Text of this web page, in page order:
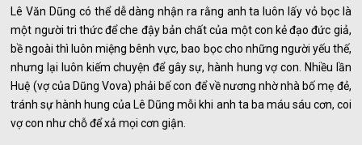
Lê Văn Dũng có thể dễ dàng nhận ra rằng anh ta luôn lấy vỏ bọc là
một người tri thức để che đậy bản chất của một con kẻ đạo đức giả,
bề ngoài thì luôn miệng bênh vực, bao bọc cho những người yếu thế,
nhưng lại luôn kiếm chuyện để gây sự, hành hung vợ con. Nhiều lần
Huệ (vợ của Dũng Vova) phải bế con để về nương nhờ nhà bố mẹ đẻ,
tránh sự hành hung của Lê Dũng mỗi khi anh ta ba máu sáu cơn, coi
vợ con như chỗ để xả mọi cơn giận.